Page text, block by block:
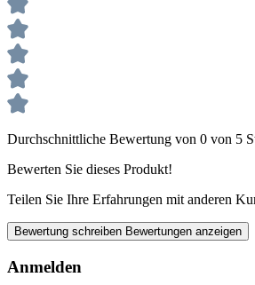
Durchschnittliche Bewertung von 0 von 5
Bewerten Sie dieses Produkt!
Teilen Sie Ihre Erfahrungen mit anderen
Bewertung schreiben Bewertungen anzeigen
Anmelden